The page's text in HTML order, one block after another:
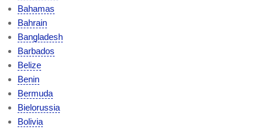
Bahamas
Bahrain
Bangladesh
Barbados
Belize
Benin
Bermuda
Bielorussia
Bolivia